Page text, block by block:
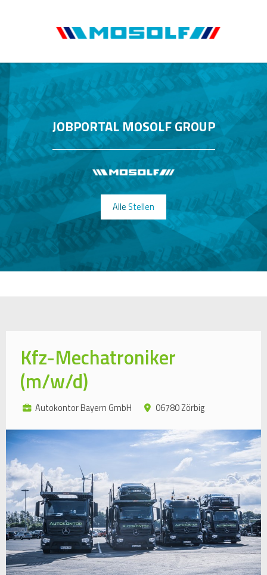
JOBPORTAL MOSOLF GROUP
Alle Stellen
Kfz-Mechatroniker
(m/w/d)
Autokontor Bayern GmbH 06780 Zörbig